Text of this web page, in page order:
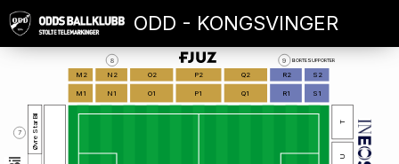
ODD - KONGSVINGER
M2 N2 O2 P2 Q2 R2 S2
M1 N1 O1 P1 Q1 R1 S1
Øvre StarBil
U
T
BORTESUPPORTER
8 9
7